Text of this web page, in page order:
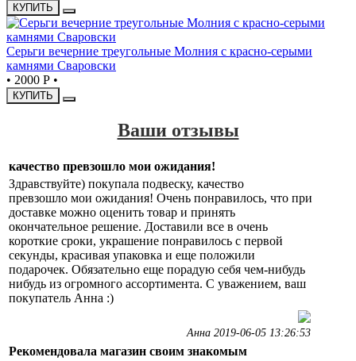
КУПИТЬ
Серьги вечерние треугольные Молния с красно-серыми
камнями Сваровски
• 2000 Р •
КУПИТЬ
Ваши отзывы
качество превзошло мои ожидания!
Здравствуйте) покупала подвеску, качество
превзошло мои ожидания! Очень понравилось, что при
доставке можно оценить товар и принять
окончательное решение. Доставили все в очень
короткие сроки, украшение понравилось с первой
секунды, красивая упаковка и еще положили
подарочек. Обязательно еще порадую себя чем-нибудь
нибудь из огромного ассортимента. С уважением, ваш
покупатель Анна :)
Анна 2019-06-05 13:26:53
Рекомендовала магазин своим знакомым